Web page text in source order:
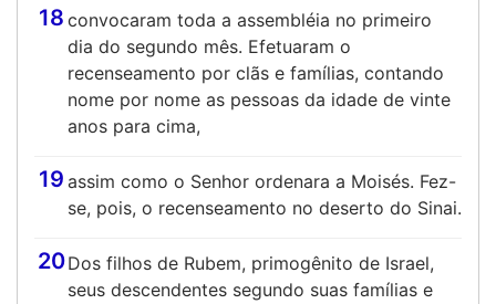
18 convocaram toda a assembléia no primeiro
dia do segundo mês. Efetuaram o
recenseamento por clãs e famílias, contando
nome por nome as pessoas da idade de vinte
anos para cima,
19 assim como o Senhor ordenara a Moisés. Fez-
se, pois, o recenseamento no deserto do Sinai.
20Dos filhos de Rubem, primogênito de Israel,
seus descendentes segundo suas famílias e